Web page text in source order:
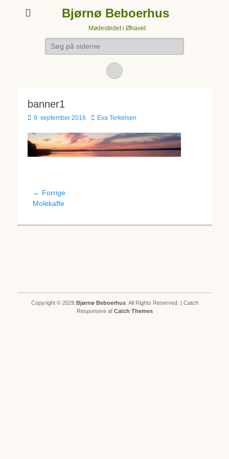
Bjørnø Beboerhus
Mødestedet i Øhavet
Søg
efter:
Facebook
banner1
Udgivet
9. september 2016 Forfatter
Eva Terkelsen
Indlægsnavigation
← Forrige
Forrige
Molekaffe
Copyright © 2026 Bjørnø Beboerhus. All Rights Reserved. | Catch
Responsive af Catch Themes